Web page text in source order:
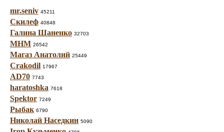
mr.seniv 45211
Скилеф 40848
Галина Шаненко 32703
МНМ 26542
Магаз Анатолий 25449
Crakodil 17967
AD70 7743
haratoshka 7618
Spektor 7249
Рыбак 6790
Николай Наседкин 5090